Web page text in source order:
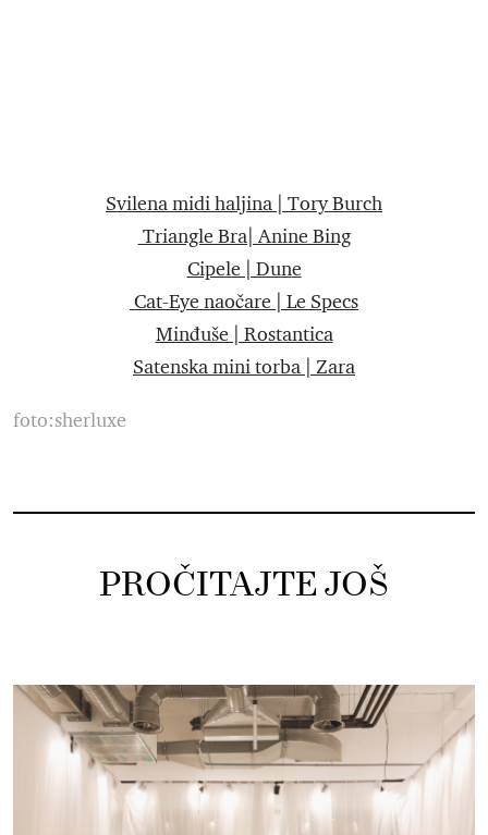
Svilena midi haljina | Tory Burch
Triangle Bra| Anine Bing
Cipele | Dune
Cat-Eye naočare | Le Specs
Minđuše | Rostantica
Satenska mini torba | Zara
foto:sherluxe
PROČITAJTE JOŠ